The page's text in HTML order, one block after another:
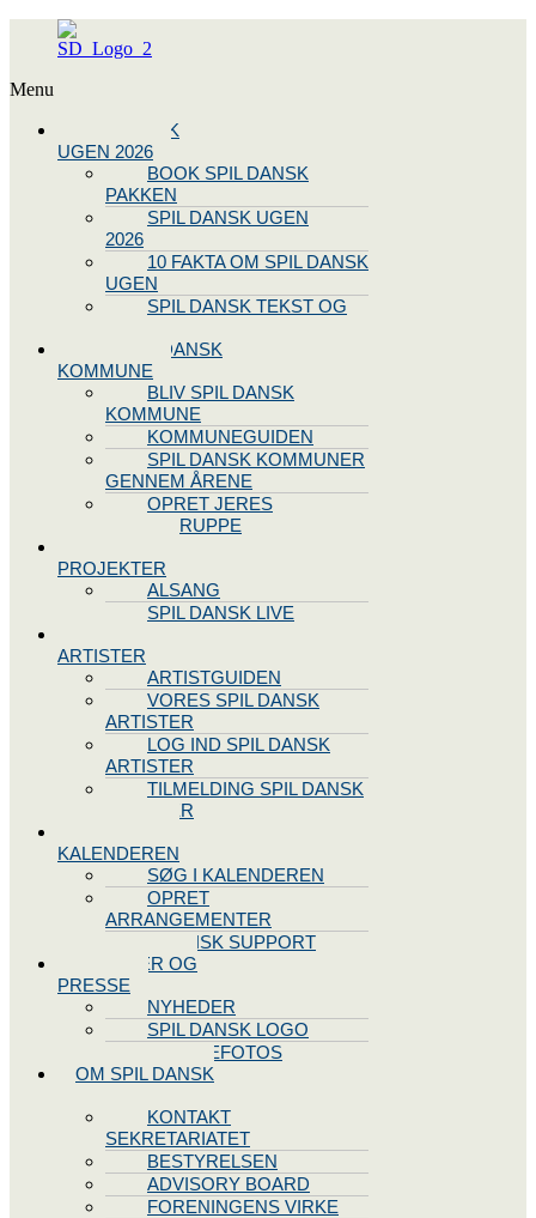
Menu
SPIL DANSK
UGEN 2026
BOOK SPIL DANSK
PAKKEN
SPIL DANSK UGEN
2026
10 FAKTA OM SPIL DANSK
UGEN
SPIL DANSK TEKST OG
BLIV SPIL DANSK
KOMMUNE
BLIV SPIL DANSK
KOMMUNE
KOMMUNEGUIDEN
SPIL DANSK KOMMUNER
GENNEM ÅRENE
OPRET JERES
STYREGRUPPE
PROJEKTER
ALSANG
SPIL DANSK LIVE
ARTISTER
ARTISTGUIDEN
VORES SPIL DANSK
ARTISTER
LOG IND SPIL DANSK
ARTISTER
TILMELDING SPIL DANSK
ARTISTER
KALENDEREN
SØG I KALENDEREN
OPRET
ARRANGEMENTER
TEKNISK SUPPORT
NYHEDER OG
PRESSE
NYHEDER
SPIL DANSK LOGO
PRESSEFOTOS
OM SPIL DANSK
KONTAKT
SEKRETARIATET
BESTYRELSEN
ADVISORY BOARD
FORENINGENS VIRKE